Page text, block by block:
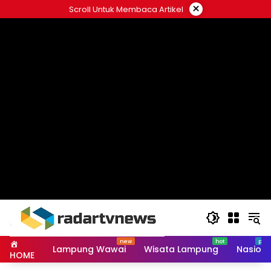
to
Scroll Untuk Membaca Artikel ×
HOME Lampung Wawai Wisata Lampung